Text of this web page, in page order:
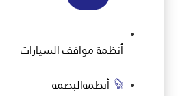
أنظمة مواقف السيارات
أنظمةالبصمة